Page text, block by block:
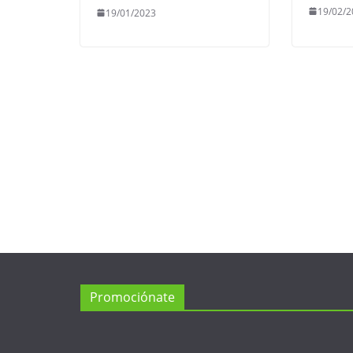
19/01/2023 19/02/
Promociónate